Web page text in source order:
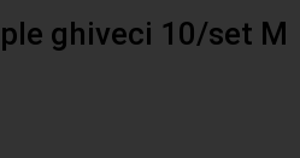
ghiveci 10/set M